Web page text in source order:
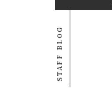
STAFF BLOG